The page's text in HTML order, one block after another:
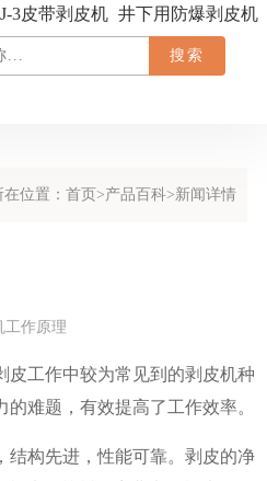
3皮带剥皮机 井下用防爆剥皮机
位置： 首页 >产品百科>新闻详情
工作原理
皮工作中较为常见到的剥皮机种
难题，有效提高了工作效率。
结构先进，性能可靠。剥皮的净